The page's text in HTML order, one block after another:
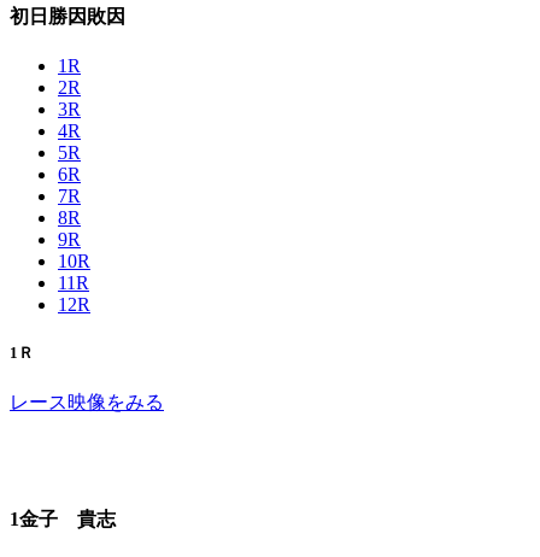
初日勝因敗因
1R
2R
3R
4R
5R
6R
7R
8R
9R
10R
11R
12R
1Ｒ
レース映像をみる
1金子 貴志